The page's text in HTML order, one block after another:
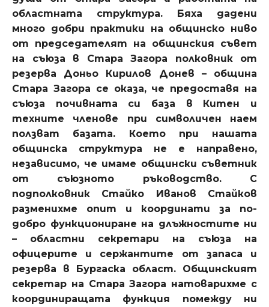
областната структура. Бяха дадени
много добри практики на общинско ниво
от председателят на общинския съвет
на съюза в Стара Загора полковник от
резерва Доньо Кирилов Донев – община
Стара Загора се оказа, че предоставя на
съюза почивната си база в Китен и
техните членове при символичен наем
ползват базата. Което при нашата
общинска структура не е направено,
независимо, че имаме общински съветник
от съюзното ръководство. С
подполковник Стайко Иванов Стайков
разменихме опит и координати за по-
добро функциониране на длъжностите ни
– областни секретари на съюза на
офицерите и сержантите от запаса и
резерва в Бургаска област. Общинският
секретар на Стара Загора натоварихме с
координиращата функция помежду ни